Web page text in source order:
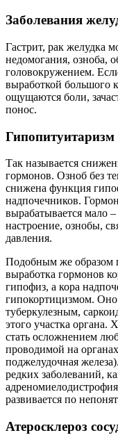
Заболевания
Гастрит, рак желудка
недомогания, озноба,
головокружением.
выработкой большого
ощущаются боли,
понос.
Гипопитуитаризм
Так называется
гормонов. Озноб без
снижена функция
надпочечников.
вырабатывается мало
настроение, ознобы,
давления.
Подобным же образом
выработка гормонов
гипофиз, а кора
гипокортицизмом.
туберкулезным,
этого участка
стать осложнением
проводимой на
поджелудочная
редких заболеваний,
развивается по
Атеросклероз